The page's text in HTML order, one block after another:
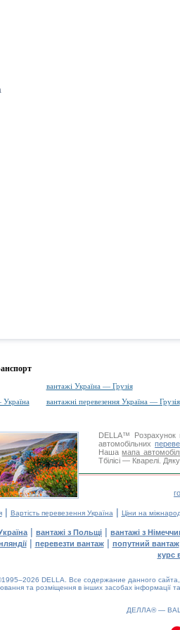
вантажі Україна — Грузія
Україна
вантажні перевезення Україна — Грузія
DELLA™
Розрахунок
автомобільних
Нашамапа
Тбілісі — Кварелі.
| Вартість перевезення Україна | Ціни на
| вантажі з Польщі | вантажі з
| перевезти вантаж| попутний вантаж
курс
DELLA. Все содержание данного
та розміщення в інших засобах інформації
ДЕЛЛА® —